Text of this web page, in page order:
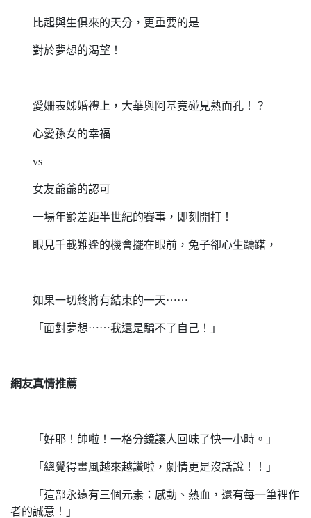
比起與生俱來的天分，更重要的是——
對於夢想的渴望！
愛姍表姊婚禮上，大華與阿基竟碰見熟面孔！？
心愛孫女的幸福
vs
女友爺爺的認可
一場年齡差距半世紀的賽事，即刻開打！
眼見千載難逢的機會擺在眼前，兔子卻心生躊躇，
如果一切終將有結束的一天⋯⋯
「面對夢想⋯⋯我還是騙不了自己！」
網友真情推薦
「好耶！帥啦！一格分鏡讓人回味了快一小時。」
「總覺得畫風越來越讚啦，劇情更是沒話說！！」
「這部永遠有三個元素：感動、熱血，還有每一筆裡作
者的誠意！」